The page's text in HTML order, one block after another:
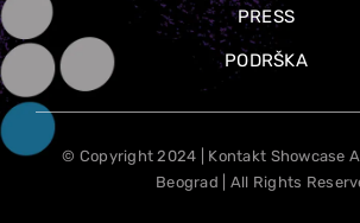
PRESS
PODRŠKA
© Copyright 2024 | Kontakt Showcase
Beograd | All Rights